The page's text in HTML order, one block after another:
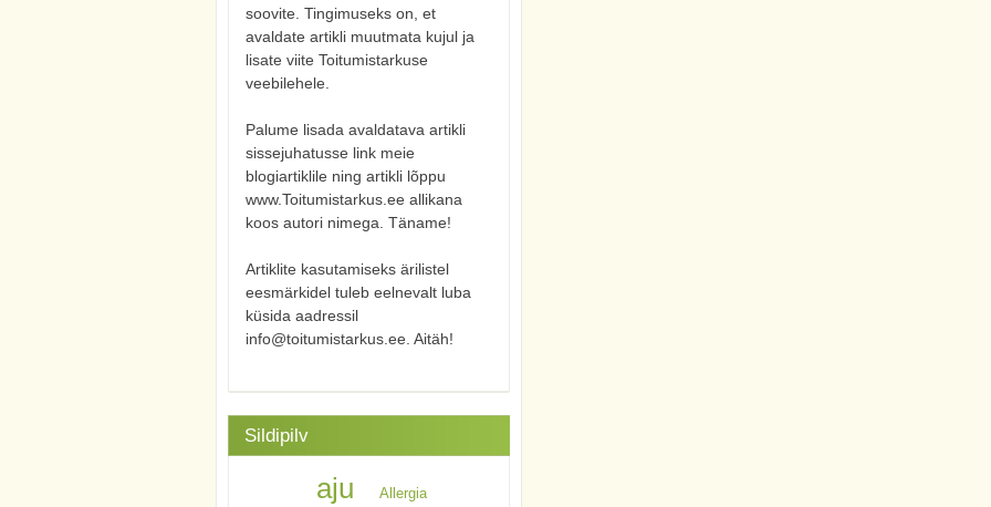
soovite. Tingimuseks on, et
avaldate artikli muutmata kujul ja
lisate viite Toitumistarkuse
veebilehele.
Palume lisada avaldatava artikli
sissejuhatusse link meie
blogiartiklile ning artikli lõppu
www.Toitumistarkus.ee allikana
koos autori nimega. Täname!
Artiklite kasutamiseks ärilistel
eesmärkidel tuleb eelnevalt luba
küsida aadressil
info@toitumistarkus.ee. Aitäh!
Sildipilv
aju Allergia